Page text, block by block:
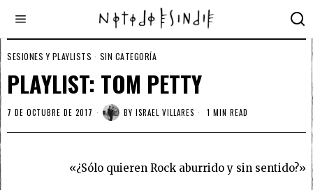
SESIONES Y PLAYLISTS · SIN CATEGORÍA
PLAYLIST: TOM PETTY
7 DE OCTUBRE DE 2017 BY ISRAEL VILLARES 1 MIN READ
«¿Sólo quieren Rock aburrido y sin sentido?»